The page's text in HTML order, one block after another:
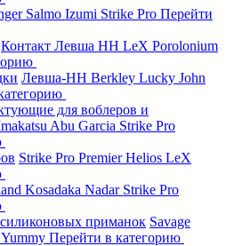
Salmo Izumi Strike Pro Перейти
Контакт Левша НН LeX Porolonium
Левша-НН Berkley Lucky John
для воблеров и
Abu Garcia Strike Pro
Strike Pro PremierHelios LeX
Kosadaka Nadar Strike Pro
приманок Savage
Yummy Перейти в категорию